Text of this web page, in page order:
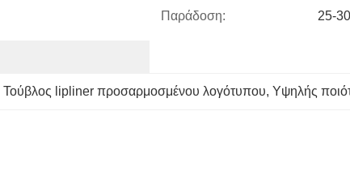
Παράδοση: 25-
Τούβλος lipliner προσαρμοσμένου λογότυπου, Υψηλής